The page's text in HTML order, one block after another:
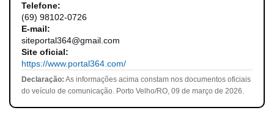
Telefone:
(69) 98102-0726
E-mail:
siteportal364@gmail.com
Site oficial:
https://www.portal364.com/
Declaração: As informações acima constam nos documentos oficiais
do veículo de comunicação. Porto Velho/RO, 09 de março de 2026.